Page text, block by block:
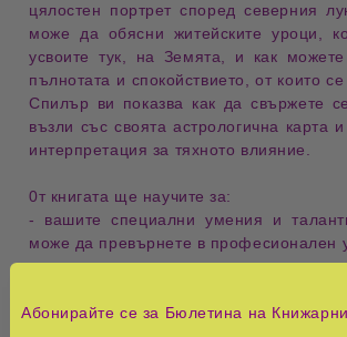
цялостен портрет според северния
може да обясни житейските уроци,
усвоите тук, на Земята, и как можете
пълнотата и спокойствието, от които
Спилър ви показва как да свържете
възли със своята астрологична карта
интерпретация за тяхното влияние.
0т книгата ще научите за:
- вашите специални умения и
може да превърнете в професионален
-саморазрушителните тенденции във
живота;
Абонирайте се за Бюлетина на